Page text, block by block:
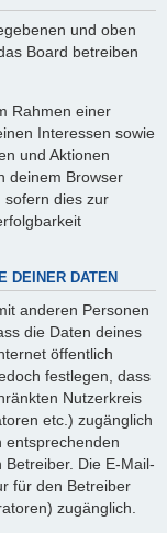
und oben
Board betreiben
Rahmen einer
Interessen sowie
und Aktionen
deinem Browser
sofern dies zur
DEINER DATEN
anderen Personen
die Daten deines
öffentlich
festlegen, dass
Nutzerkreis
etc.) zugänglich
entsprechenden
Die E-Mail-
für den Betreiber
zugänglich.